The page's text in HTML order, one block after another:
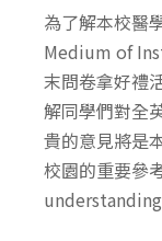
為了解本校醫
Medium of
末問卷拿好禮
解同學們對全
貴的意見將是
校園的重要參